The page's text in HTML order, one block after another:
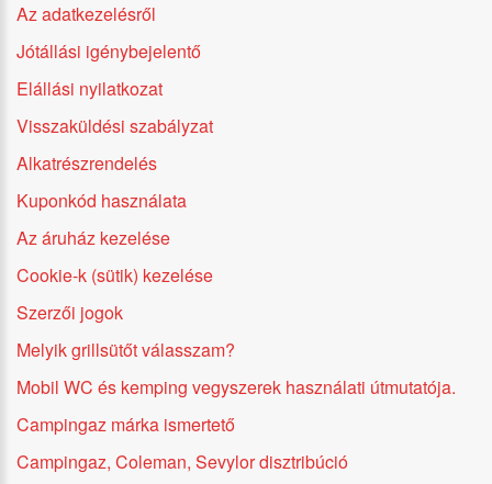
Az adatkezelésről
Jótállási igénybejelentő
Elállási nyilatkozat
Visszaküldési szabályzat
Alkatrészrendelés
Kuponkód használata
Az áruház kezelése
Cookie-k (sütik) kezelése
Szerzői jogok
Melyik grillsütőt válasszam?
Mobil WC és kemping vegyszerek használati útmutatója.
Campingaz márka ismertető
Campingaz, Coleman, Sevylor disztribúció